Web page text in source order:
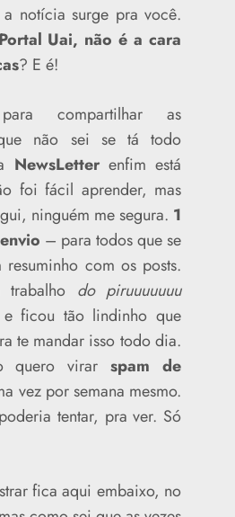
notícia surge pra você.
Portal Uai, não é a cara
? E é!
compartilhar as
não sei se tá todo
NewsLetterenfim está
foi fácil aprender, mas
ninguém me segura. 1
– para todos que se
resuminho com os posts.
do piruuuuuuu
e ficou tão lindinho que
te mandar isso todo dia.
quero virarspam de
vez por semana mesmo.
tentar, pra ver. Só
fica aqui embaixo, no